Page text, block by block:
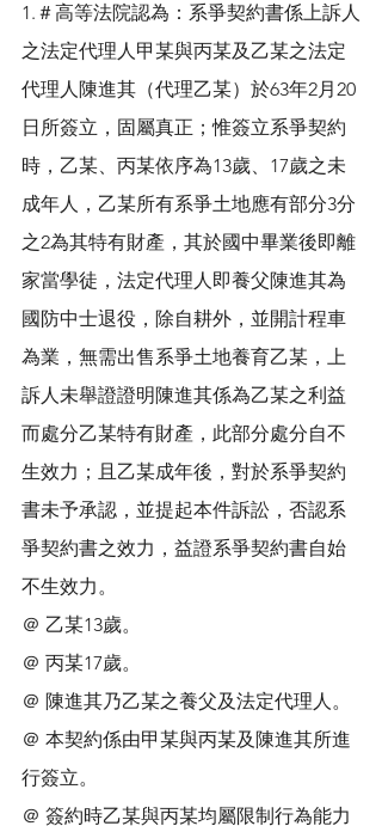
1.＃高等法院認為：系爭契約書係上訴人
之法定代理人甲某與丙某及乙某之法定
代理人陳進其（代理乙某）於63年2月20
日所簽立，固屬真正；惟簽立系爭契約
時，乙某、丙某依序為13歲、17歲之未
成年人，乙某所有系爭土地應有部分3分
之2為其特有財產，其於國中畢業後即離
家當學徒，法定代理人即養父陳進其為
國防中士退役，除自耕外，並開計程車
為業，無需出售系爭土地養育乙某，上
訴人未舉證證明陳進其係為乙某之利益
而處分乙某特有財產，此部分處分自不
生效力；且乙某成年後，對於系爭契約
書未予承認，並提起本件訴訟，否認系
爭契約書之效力，益證系爭契約書自始
不生效力。
＠ 乙某13歲。
＠ 丙某17歲。
＠ 陳進其乃乙某之養父及法定代理人。
＠ 本契約係由甲某與丙某及陳進其所進
行簽立。
＠ 簽約時乙某與丙某均屬限制行為能力